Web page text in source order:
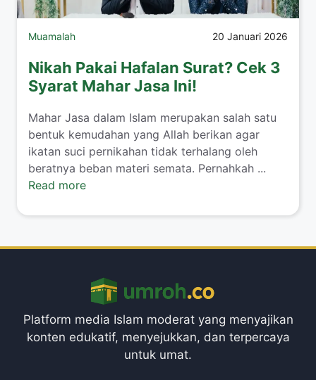
Muamalah 20 Januari 2026
Nikah Pakai Hafalan Surat? Cek 3
Syarat Mahar Jasa Ini!
​Mahar Jasa dalam Islam merupakan salah satu
bentuk kemudahan yang Allah berikan agar
ikatan suci pernikahan tidak terhalang oleh
beratnya beban materi semata. Pernahkah ...
Read more
Platform media Islam moderat yang menyajikan
konten edukatif, menyejukkan, dan terpercaya
untuk umat.